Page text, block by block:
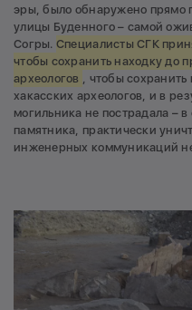
эры, было обнаружено прямо
улицы Буденного – самой
Согры. Специалисты СГК
чтобы сохранить находку до
археологов
, чтобы
хакасских археологов, и в
могильника не пострадала –
памятника, практически
инженерных коммуникаций